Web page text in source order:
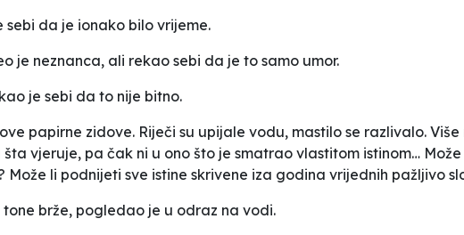
da je ionako bilo vrijeme.
je neznanca, ali rekao sebi da je to samo umor.
je sebi da to nije bitno.
papirne zidove. Riječi su upijale vodu, mastilo se razlivalo.
vjeruje, pa čak ni u ono što je smatrao vlastitom istinom…
li podnijeti sve istine skrivene iza godina vrijednih pažljivo
brže, pogledao je u odraz na vodi.